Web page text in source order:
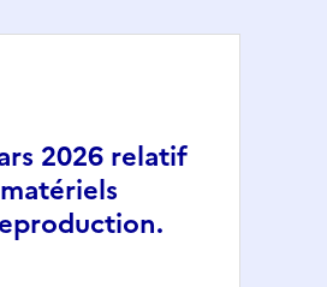
2026 relatif